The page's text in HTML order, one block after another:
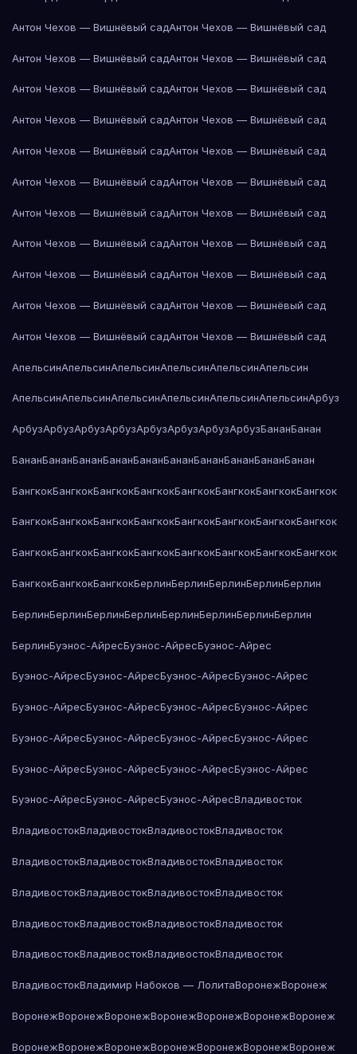
Антон Чехов — Вишнёвый садАнтон Чехов — Вишнёвый сад
Антон Чехов — Вишнёвый садАнтон Чехов — Вишнёвый сад
Антон Чехов — Вишнёвый садАнтон Чехов — Вишнёвый сад
Антон Чехов — Вишнёвый садАнтон Чехов — Вишнёвый сад
Антон Чехов — Вишнёвый садАнтон Чехов — Вишнёвый сад
Антон Чехов — Вишнёвый садАнтон Чехов — Вишнёвый сад
Антон Чехов — Вишнёвый садАнтон Чехов — Вишнёвый сад
Антон Чехов — Вишнёвый садАнтон Чехов — Вишнёвый сад
Антон Чехов — Вишнёвый садАнтон Чехов — Вишнёвый сад
Антон Чехов — Вишнёвый садАнтон Чехов — Вишнёвый сад
Антон Чехов — Вишнёвый садАнтон Чехов — Вишнёвый сад
АпельсинАпельсинАпельсинАпельсинАпельсинАпельсин
АпельсинАпельсинАпельсинАпельсинАпельсинАпельсинАрбуз
АрбузАрбузАрбузАрбузАрбузАрбузАрбузАрбузБананБанан
БананБананБананБананБананБананБананБананБананБанан
БангкокБангкокБангкокБангкокБангкокБангкокБангкокБангкок
БангкокБангкокБангкокБангкокБангкокБангкокБангкокБангкок
БангкокБангкокБангкокБангкокБангкокБангкокБангкокБангкок
БангкокБангкокБангкокБерлинБерлинБерлинБерлинБерлин
БерлинБерлинБерлинБерлинБерлинБерлинБерлинБерлин
БерлинБуэнос-АйресБуэнос-АйресБуэнос-Айрес
Буэнос-АйресБуэнос-АйресБуэнос-АйресБуэнос-Айрес
Буэнос-АйресБуэнос-АйресБуэнос-АйресБуэнос-Айрес
Буэнос-АйресБуэнос-АйресБуэнос-АйресБуэнос-Айрес
Буэнос-АйресБуэнос-АйресБуэнос-АйресБуэнос-Айрес
Буэнос-АйресБуэнос-АйресБуэнос-АйресВладивосток
ВладивостокВладивостокВладивостокВладивосток
ВладивостокВладивостокВладивостокВладивосток
ВладивостокВладивостокВладивостокВладивосток
ВладивостокВладивостокВладивостокВладивосток
ВладивостокВладивостокВладивостокВладивосток
ВладивостокВладимир Набоков — ЛолитаВоронежВоронеж
ВоронежВоронежВоронежВоронежВоронежВоронежВоронеж
ВоронежВоронежВоронежВоронежВоронежВоронежВоронеж